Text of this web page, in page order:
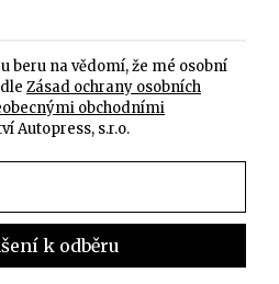
beru na vědomí, že mé osobní
Zásad ochrany osobních
obchodními
Autopress, s.r.o.